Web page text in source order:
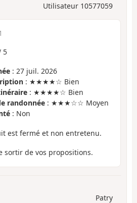
Utilisateur 10577059
5
: 27 juil. 2026
: ★★★★☆ Bien
: ★★★★☆ Bien
randonnée : ★★★☆☆ Moyen
: Non
est fermé et non entretenu.
sortir de vos propositions.
Patry